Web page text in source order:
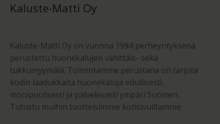
Kaluste-Matti Oy
Kaluste-Matti Oy on vuonna 1994 perheyrityksenä
perustettu huonekalujen vähittäis- sekä
tukkumyymälä. Toimintamme perustana on tarjota
kodin laadukkaita huonekaluja edullisesti,
monipuolisesti ja palvelevasti ympäri Suomen.
Tutustu muihin tuotteisiimme kotisivuiltamme: